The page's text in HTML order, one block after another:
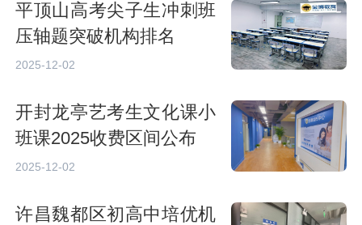
平顶山高考尖子生冲刺班
压轴题突破机构排名
2025-12-02
开封龙亭艺考生文化课小
班课2025收费区间公布
2025-12-02
许昌魏都区初高中培优机